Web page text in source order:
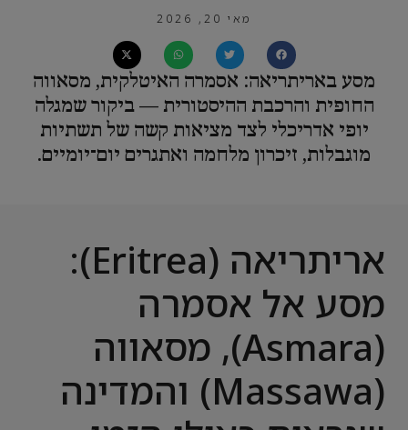
מאי 20, 2026
מסע באריתריאה: אסמרה האיטלקית, מסאווה
החופית והרכבת ההיסטורית — ביקור שמגלה
יופי אדריכלי לצד מציאות קשה של תשתיות
מוגבלות, זיכרון מלחמה ואתגרים יום־יומיים.
אריתריאה (Eritrea):
מסע אל אסמרה
(Asmara), מסאווה
(Massawa) והמדינה